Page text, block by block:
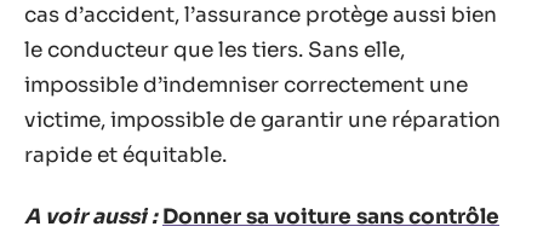
cas d’accident, l’assurance protège aussi bien
le conducteur que les tiers. Sans elle,
impossible d’indemniser correctement une
victime, impossible de garantir une réparation
rapide et équitable.
A voir aussi : Donner sa voiture sans contrôle